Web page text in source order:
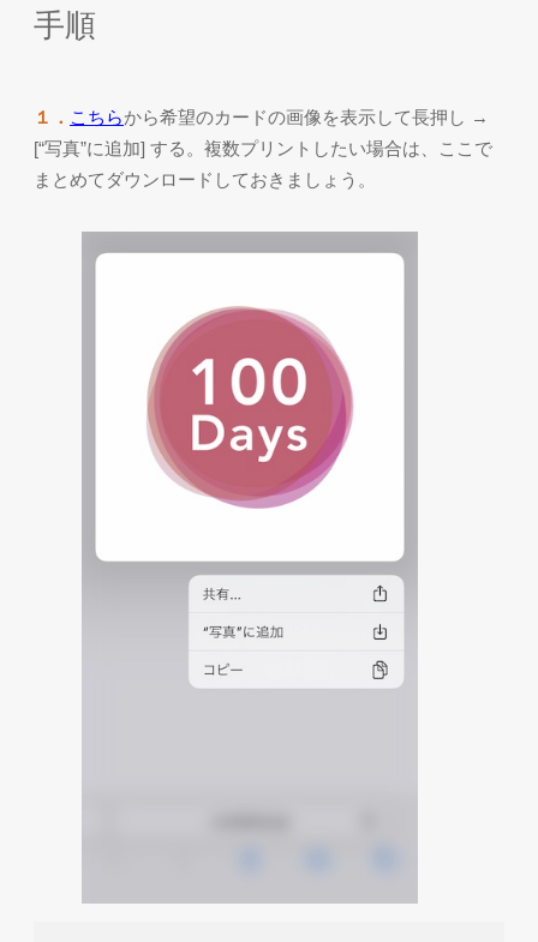
手順
１． こちらから希望のカードの画像を表示して長押し →
[“写真”に追加] する。複数プリントしたい場合は、ここで
まとめてダウンロードしておきましょう。